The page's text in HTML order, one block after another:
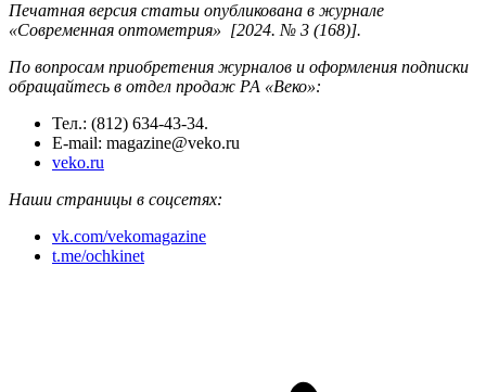
Печатная версия статьи опубликована в журнале
«Современная оптометрия» [2024. № 3 (168)].
По вопросам приобретения журналов и оформления подписки
обращайтесь в отдел продаж РА «Веко»:
Тел.: (812) 634-43-34.
E-mail: magazine@veko.ru
veko.ru
Наши страницы в соцсетях:
vk.com/vekomagazine
t.me/ochkinet